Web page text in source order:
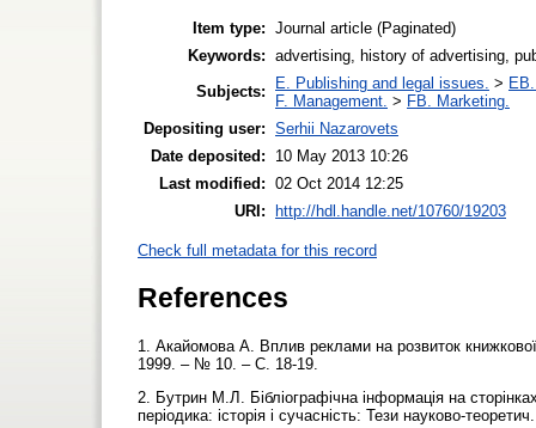
Item type: Journal article (Paginated)
Keywords: advertising, history of advertising,
Subjects:
E. Publishing and legal issues. >
F. Management. > FB. Marketing.
Depositing user: Serhii Nazarovets
Date deposited:
10 May 2013 10:26
Last modified: 02 Oct 2014 12:25
URI:
http://hdl.handle.net/10760/19203
Check full metadata for this record
References
1. Акайомова А. Вплив реклами на розвиток
1999. – № 10. – С. 18-19.
2. Бутрин М.Л. Бібліографічна інформація на
періодика: історія і сучасність: Тези науково-